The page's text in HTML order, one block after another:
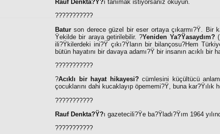
Rauf Denkta?Ÿ?ı tanımak istiyorsanız okuyun.
???????????
Batur son derece güzel bir eser ortaya çıkarmı?Ÿ. Bir
Ÿekilde bir araya getirilebilir. ?Yeniden Ya?Ÿasaydım?
ili?Ÿkilerdeki ini?Ÿ çıkı?Ÿların bir bilançosu?Hem
bütün hayatını bir davaya adamı?Ÿ bir insanın acıklı bir
???????????
?Acıklı bir hayat hikayesi?cümlesini küçültücü
çocuklarını dahi kucaklayıp öpememi?Ÿ, buna
???????????
Rauf Denkta?Ÿ?ı gazetecili?Ÿe ba?Ÿladı?Ÿım 1964
???????????